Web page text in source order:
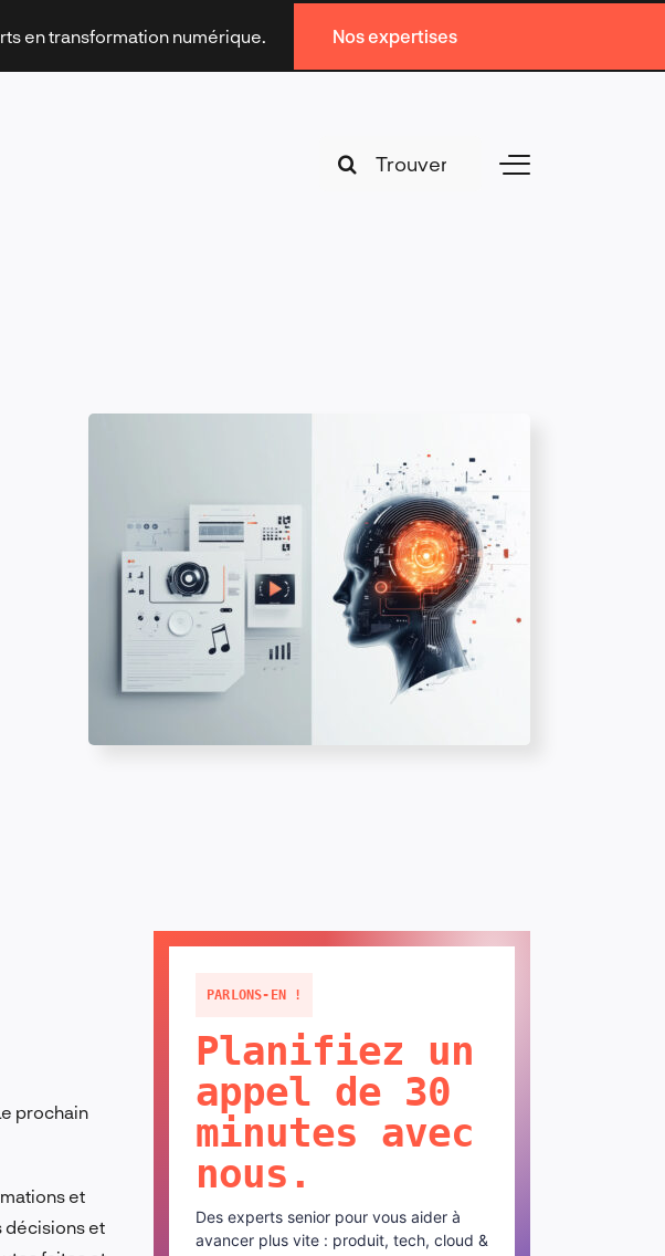
en transformation numérique. Nos expertises
Toggle
produit
prochain
et
décisions et
PARLONS-EN !
Planifiez un
appel de 30
minutes avec
nous.
Des experts senior pour vous aider à
avancer plus vite : produit, tech, cloud &